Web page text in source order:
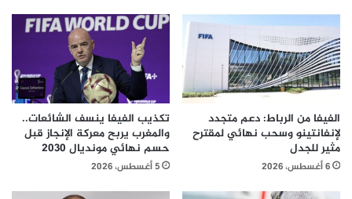
الفيفا من الرباط: دعم متجدد
لإنفانتينو وسحب نهائي لمقترح
مثير للجدل
6 أغسطس، 2026
تكذيب الفيفا ينسف الشائعات..
والمغرب يربح معركة الإنجاز قبل
حسم نهائي مونديال 2030
5 أغسطس، 2026